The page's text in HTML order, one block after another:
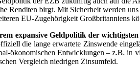
Renditen birgt. Mit Sicherheit werden
EU-Zugehörigkeit Großbritanniens
expansive Geldpolitik der
die lange erwartete Zinswende
ökonomischen Entwicklungen – z.B. in
Vergleich niedrigen Zinsumfeld.